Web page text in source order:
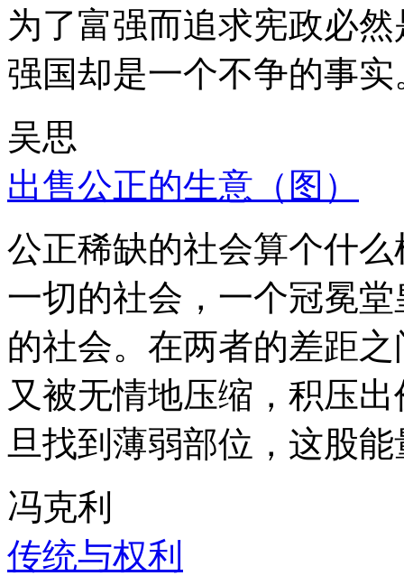
为了富强而追求宪政必
强国却是一个不争的事实
吴思
出售公正的生意（图）
公正稀缺的社会算个什
一切的社会，一个冠冕
的社会。在两者的差距
又被无情地压缩，积压
旦找到薄弱部位，这股
冯克利
传统与权利